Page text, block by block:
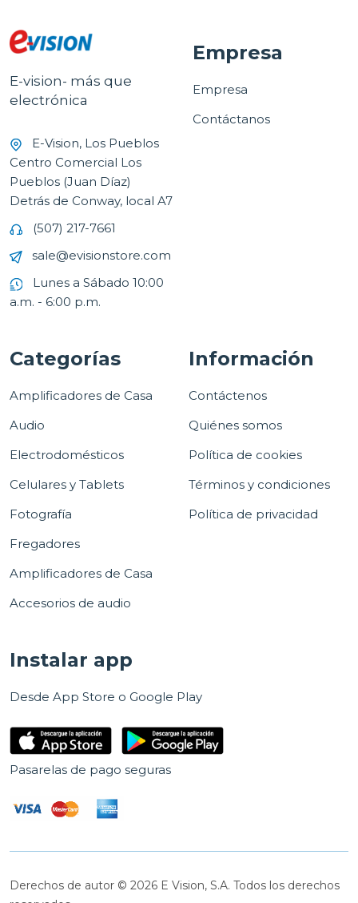
E-vision- más que
electrónica
E-Vision, Los Pueblos
Centro Comercial Los
Pueblos (Juan Díaz)
Detrás de Conway, local A7
(507) 217-7661
sale@evisionstore.com
Lunes a Sábado 10:00
a.m. - 6:00 p.m.
Empresa
Empresa
Contáctanos
Categorías
Amplificadores de Casa
Audio
Electrodomésticos
Celulares y Tablets
Fotografía
Fregadores
Amplificadores de Casa
Accesorios de audio
Información
Contáctenos
Quiénes somos
Política de cookies
Términos y condiciones
Política de privacidad
Instalar app
Desde App Store o Google Play
Pasarelas de pago seguras
Derechos de autor © 2026 E Vision, S.A. Todos los derechos